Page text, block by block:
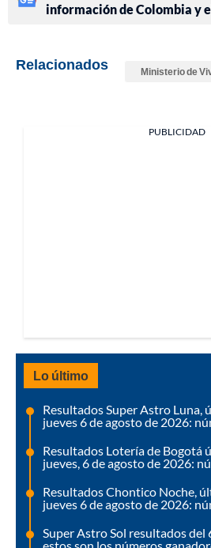
información de Colombia y
Relacionados Ministerio de
PUBLICIDAD
Lo último
Resultados Super Astro Luna,
jueves 6 de agosto de 2026:
Resultados Lotería de Bogotá
jueves, 6 de agosto de 2026:
Resultados Chontico Noche,
jueves 6 de agosto de 2026:
Super Astro Sol resultados del
estos son los números